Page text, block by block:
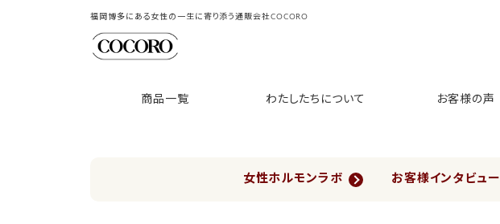
福岡博多にある女性の一生に寄り添う通販会社COCORO
商品一覧 わたしたちについて お客様の声
女性ホルモンラボ お客様インタビュー